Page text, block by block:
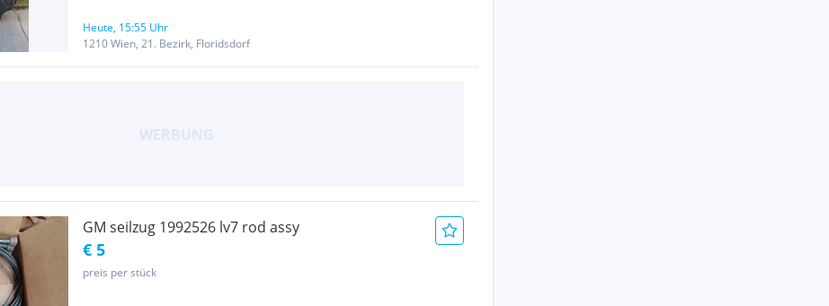
Heute, 15:55 Uhr
1210 Wien, 21. Bezirk, Floridsdorf
GM seilzug 1992526 lv7 rod assy
€ 5
preis per stück